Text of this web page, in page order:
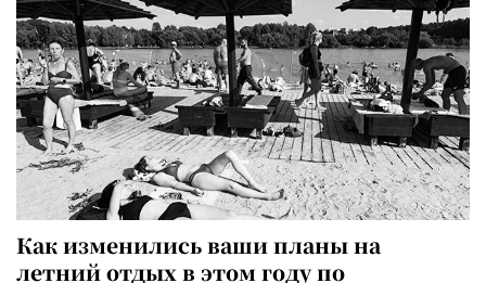
Как изменились ваши планы на
летний отдых в этом году по